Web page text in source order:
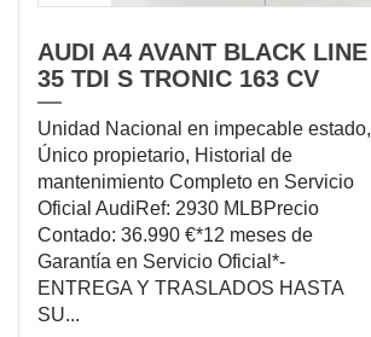
AUDI A4 AVANT BLACK LINE
35 TDI S TRONIC 163 CV
Unidad Nacional en impecable estado,
Único propietario, Historial de
mantenimiento Completo en Servicio
Oficial AudiRef: 2930 MLBPrecio
Contado: 36.990 €*12 meses de
Garantía en Servicio Oficial*-
ENTREGA Y TRASLADOS HASTA
SU...